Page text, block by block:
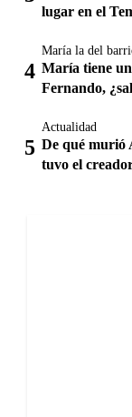
lugar en el
María la del
María tiene
Fernando,
Actualidad
De qué murió
tuvo el